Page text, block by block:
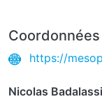
Coordonnées
https://
Nicolas Badalassi